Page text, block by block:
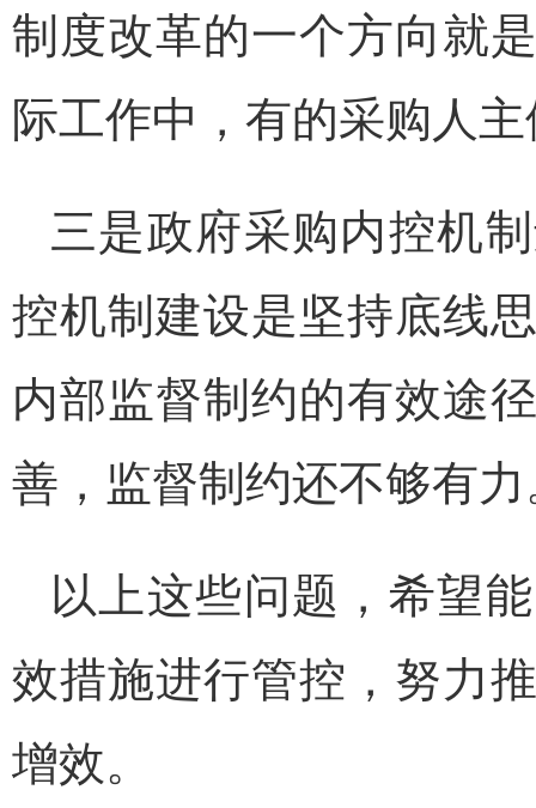
制度改革的一个方向就
际工作中，有的采购人
三是政府采购内控机
控机制建设是坚持底线
内部监督制约的有效途
善，监督制约还不够有
以上这些问题，希望
效措施进行管控，努力
增效。